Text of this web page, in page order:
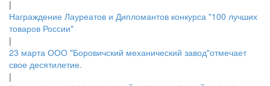
|
Награждение Лауреатов и Дипломантов конкурса "100 лучших
товаров России"
|
23 марта ООО "Боровичский механический завод"отмечает
свое десятилетие.
|